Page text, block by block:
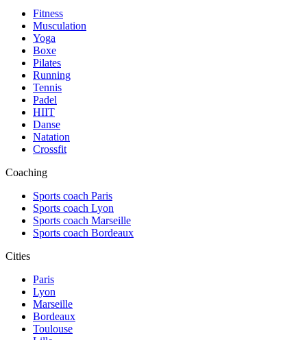
Fitness
Musculation
Yoga
Boxe
Pilates
Running
Tennis
Padel
HIIT
Danse
Natation
Crossfit
Coaching
Sports coach Paris
Sports coach Lyon
Sports coach Marseille
Sports coach Bordeaux
Cities
Paris
Lyon
Marseille
Bordeaux
Toulouse